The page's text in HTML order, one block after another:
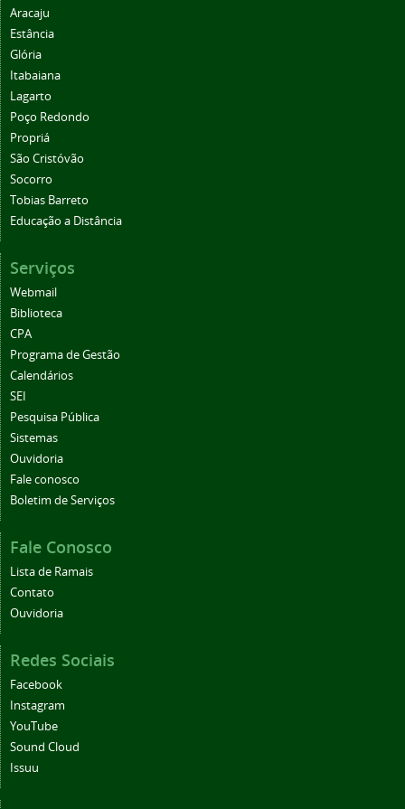
Aracaju
Estância
Glória
Itabaiana
Lagarto
Poço Redondo
Propriá
São Cristóvão
Socorro
Tobias Barreto
Educação a Distância
Serviços
Webmail
Biblioteca
CPA
Programa de Gestão
Calendários
SEI
Pesquisa Pública
Sistemas
Ouvidoria
Fale conosco
Boletim de Serviços
Fale Conosco
Lista de Ramais
Contato
Ouvidoria
Redes Sociais
Facebook
Instagram
YouTube
Sound Cloud
Issuu